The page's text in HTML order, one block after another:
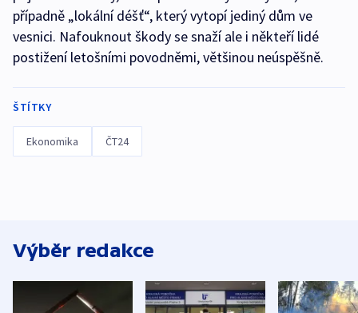
případně „lokální déšť“, který vytopí jediný dům ve
vesnici. Nafouknout škody se snaží ale i někteří lidé
postižení letošními povodněmi, většinou neúspěšně.
ŠTÍTKY
Ekonomika ČT24
Výběr redakce